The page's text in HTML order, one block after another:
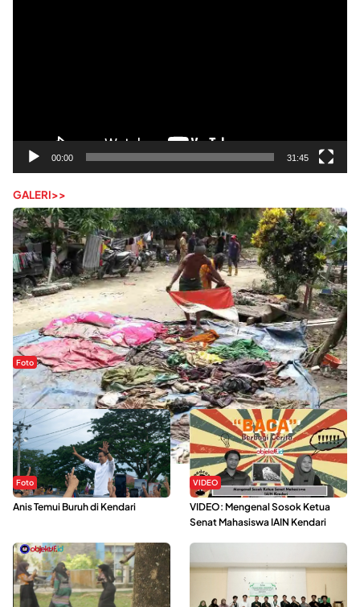
00:00 31:45
GALERI>>
Foto
Sejak Banjir Bandang, Warga Butuhkan Air Bersih
Foto
Anis Temui Buruh di Kendari
VIDEO
VIDEO: Mengenal Sosok Ketua
Senat Mahasiswa IAIN Kendari